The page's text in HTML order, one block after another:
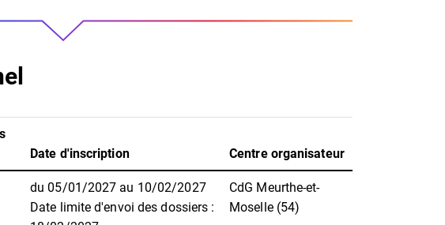
Date d'inscription Centre organisateur
du 05/01/2027 au 10/02/2027
Date limite d'envoi des dossiers :
CdG Meurthe-et-
Moselle (54)